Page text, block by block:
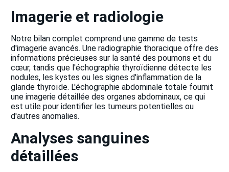
Imagerie et radiologie
Notre bilan complet comprend une gamme de tests
d'imagerie avancés. Une radiographie thoracique offre des
informations précieuses sur la santé des poumons et du
cœur, tandis que l'échographie thyroïdienne détecte les
nodules, les kystes ou les signes d'inflammation de la
glande thyroïde. L'échographie abdominale totale fournit
une imagerie détaillée des organes abdominaux, ce qui
est utile pour identifier les tumeurs potentielles ou
d'autres anomalies.
Analyses sanguines
détaillées